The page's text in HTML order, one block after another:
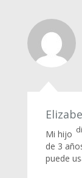
Mi hijo
de 3
puede